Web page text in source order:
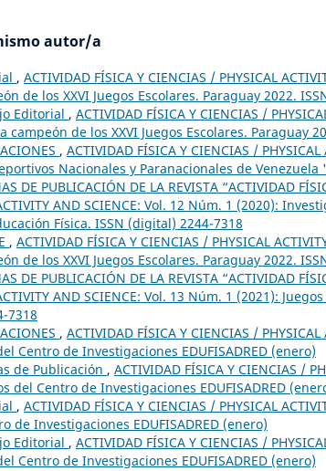
autor/a
, ACTIVIDAD FÍSICA Y CIENCIAS / PHYSICAL
de los XXVI Juegos Escolares. Paraguay 2022.
Editorial , ACTIVIDAD FÍSICA Y CIENCIAS /
campeón de los XXVI Juegos Escolares. Paraguay
, ACTIVIDAD FÍSICA Y CIENCIAS /
Nacionales y Paranacionales de
DE PUBLICACIÓN DE LA REVISTA “ACTIVIDAD
AND SCIENCE: Vol. 12 Núm. 1 (2020):
Física. ISSN (digital) 2244-7318
, ACTIVIDAD FÍSICA Y CIENCIAS / PHYSICAL
de los XXVI Juegos Escolares. Paraguay 2022.
DE PUBLICACIÓN DE LA REVISTA “ACTIVIDAD
AND SCIENCE: Vol. 13 Núm. 1 (2021):
7318
, ACTIVIDAD FÍSICA Y CIENCIAS /
Centro de Investigaciones EDUFISADRED (enero)
de Publicación , ACTIVIDAD FÍSICA Y CIENCIAS /
del Centro de Investigaciones EDUFISADRED
, ACTIVIDAD FÍSICA Y CIENCIAS / PHYSICAL
de Investigaciones EDUFISADRED (enero)
Editorial , ACTIVIDAD FÍSICA Y CIENCIAS /
Centro de Investigaciones EDUFISADRED (enero)